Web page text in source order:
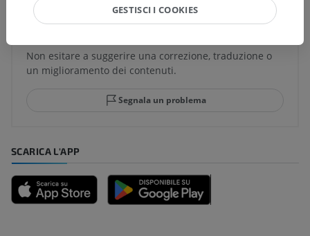
Non esitare a suggerire una correzione, traduzione o
un miglioramento dei contenuti.
Segnala un problema
SCARICA L'APP
GESTISCI I COOKIES